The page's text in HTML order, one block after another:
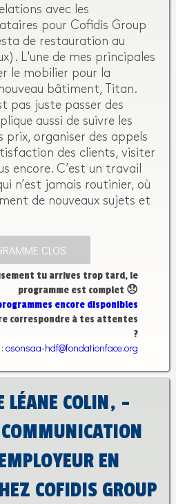
avec les
pour Cofidis Group
de restauration au
L'une de mes principales
le mobilier pour la
bâtiment, Titan.
pas juste passer des
aussi de suivre les
prix, organiser des appels
des clients, visiter
encore. C’est un travail
n’est jamais routinier, où
de nouveaux sujets et
CLOS
tu arrives trop tard, le
programme est complet 😞
encore disponibles
correspondre à tes attentes
?
osonsaa-hdf@fondationface.org
LÉANE COLIN, -
COMMUNICATION
EN
COFIDIS GROUP